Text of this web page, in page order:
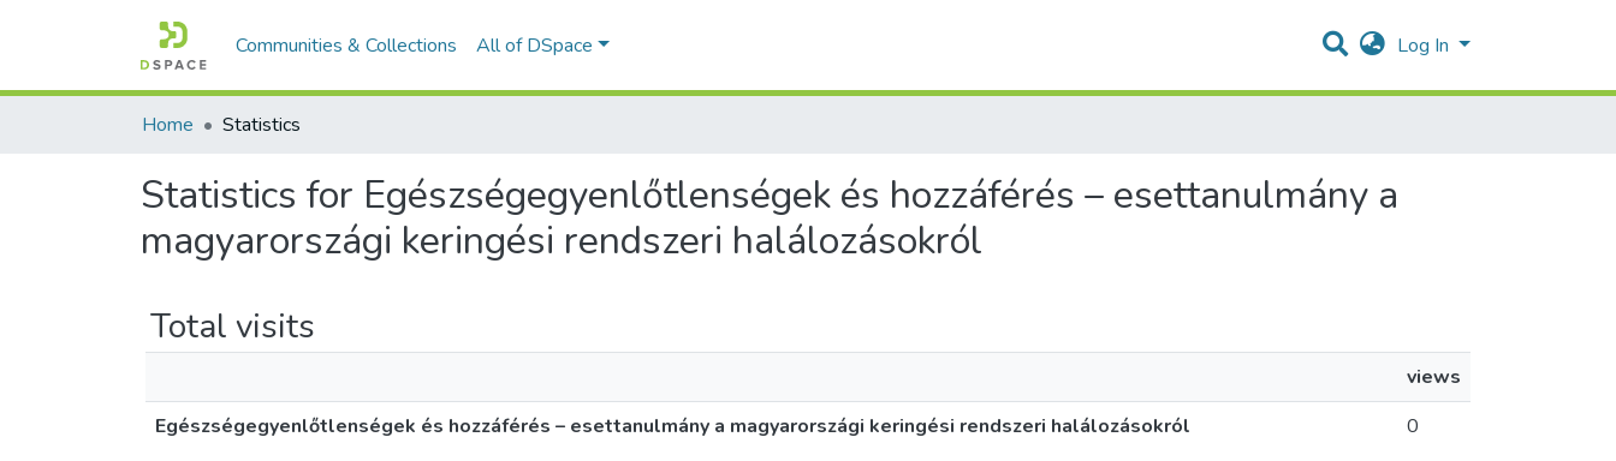
Communities & Collections All of DSpace Log In
Home Statistics
Statistics for Egészségegyenlőtlenségek és hozzáférés – esettanulmány a
magyarországi keringési rendszeri halálozásokról
Total visits
views
Egészségegyenlőtlenségek és hozzáférés – esettanulmány a magyarországi keringési rendszeri halálozásokról
0